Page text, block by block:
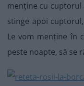
menține cu cuptorul
stinge apoi
Le vom menține în
peste noapte, să se